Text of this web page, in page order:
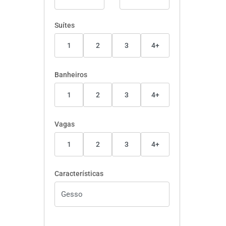
Suítes
1 2 3 4+
Banheiros
1 2 3 4+
Vagas
1 2 3 4+
Características